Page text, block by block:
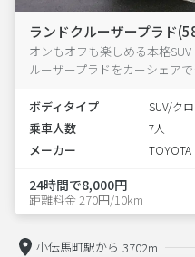
ランドクルーザープラド
オンもオフも楽しめる本格
ルーザープラドをカーシェアで
ボディタイプ SUV/ク
乗車人数 7人
メーカー TOYOTA
24時間で8,000円
距離料金 270円/10km
小伝馬町駅から 3702m